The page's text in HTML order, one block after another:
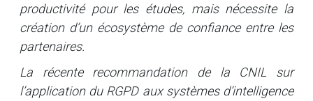
productivité pour les études, mais nécessite la
création d’un écosystème de confiance entre les
partenaires.
La récente recommandation de la CNIL sur
l’application du RGPD aux systèmes d’intelligence